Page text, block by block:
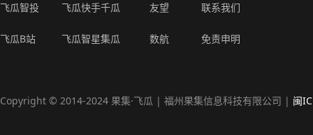
飞瓜智投 飞瓜快手
飞瓜B站 飞瓜智星
千瓜 友望
集瓜 数航
联系我们
免责申明
Copyright © 2014-2024 果集·飞瓜 | 福州果集信息科技有限公司 | 闽